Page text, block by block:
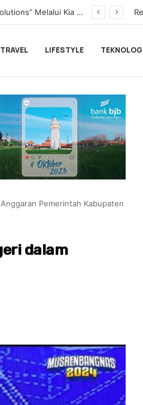
Transformasi Digital Perkuat Layanan, Bank bjb Raih Lima Titanium Awards pada PRIMA Awards 2026
TRAVEL LIFESTYLE
Pemerintah Kabupaten
dalam